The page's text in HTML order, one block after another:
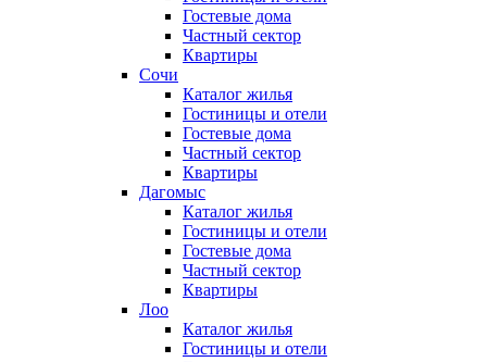
Гостевые дома
Частный сектор
Квартиры
Сочи
Каталог жилья
Гостиницы и отели
Гостевые дома
Частный сектор
Квартиры
Дагомыс
Каталог жилья
Гостиницы и отели
Гостевые дома
Частный сектор
Квартиры
Лоо
Каталог жилья
Гостиницы и отели